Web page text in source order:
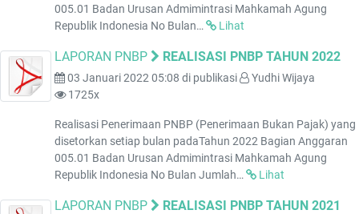
005.01 Badan Urusan Admimintrasi Mahkamah Agung
Republik Indonesia No Bulan…
Lihat
LAPORAN PNBP REALISASI PNBP TAHUN 2022
03 Januari 2022 05:08 di publikasi
Yudhi Wijaya
1725x
Realisasi Penerimaan PNBP (Penerimaan Bukan Pajak) yang
disetorkan setiap bulan padaTahun 2022 Bagian Anggaran
005.01 Badan Urusan Admimintrasi Mahkamah Agung
Republik Indonesia No Bulan Jumlah…
Lihat
LAPORAN PNBP REALISASI PNBP TAHUN 2021